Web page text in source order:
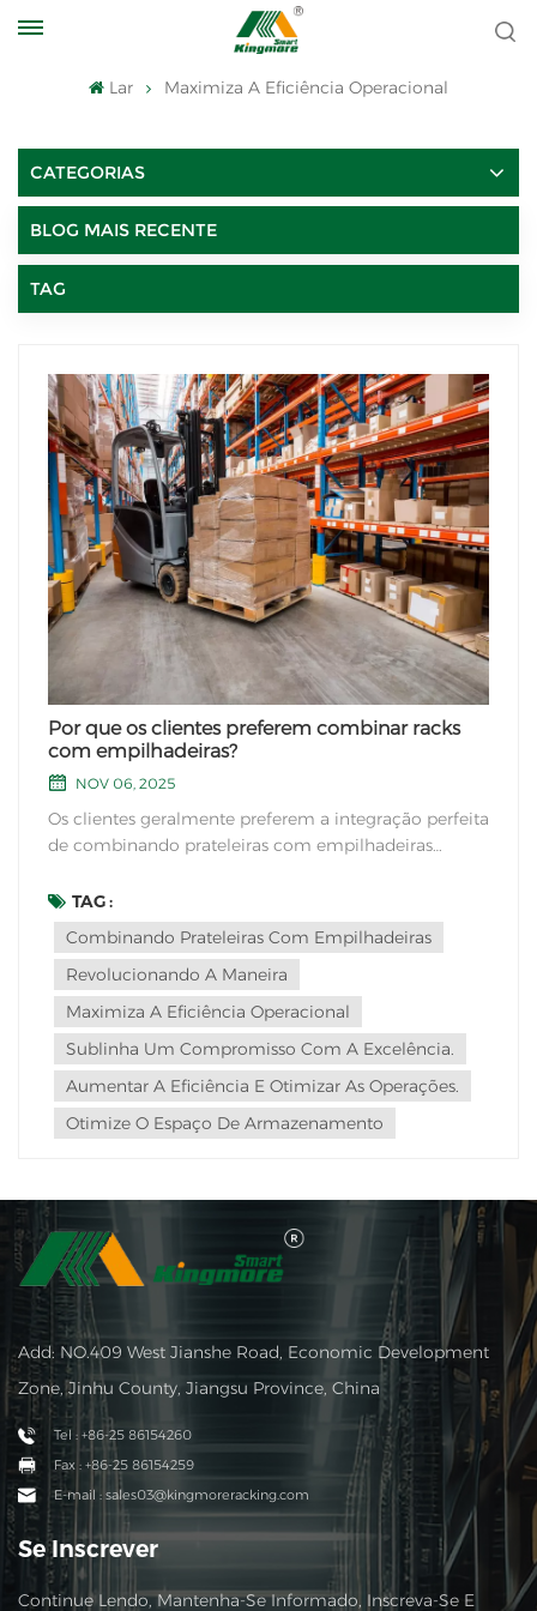
Lar Maximiza A Eficiência Operacional
CATEGORIAS
BLOG MAIS RECENTE
TAG
Por que os clientes preferem combinar racks
com empilhadeiras?
NOV 06, 2025
Os clientes geralmente preferem a integração perfeita
de combinando prateleiras com empilhadeiras
esta combinação inovadora agiliza as operações de
armazém, otimizando o espaço de armazenamento e
facilitando a recuperação rápida de mercadorias. A...
TAG :
Combinando Prateleiras Com Empilhadeiras
Revolucionando A Maneira
Maximiza A Eficiência Operacional
Sublinha Um Compromisso Com A Excelência.
Aumentar A Eficiência E Otimizar As Operações.
Otimize O Espaço De Armazenamento
Add: NO.409 West Jianshe Road, Economic Development
Zone, Jinhu County, Jiangsu Province, China
Tel : +86-25 86154260
Fax : +86-25 86154259
E-mail : sales03@kingmoreracking.com
Se Inscrever
Continue Lendo, Mantenha-Se Informado, Inscreva-Se E